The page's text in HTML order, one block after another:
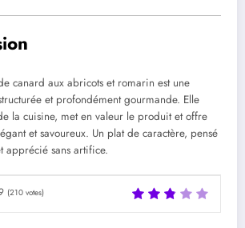
canard aux abricots et romarin est une
et profondément gourmande. Elle
la cuisine, met en valeur le produit et offre
et savoureux. Un plat de caractère, pensé
apprécié sans artifice.
(210 votes)